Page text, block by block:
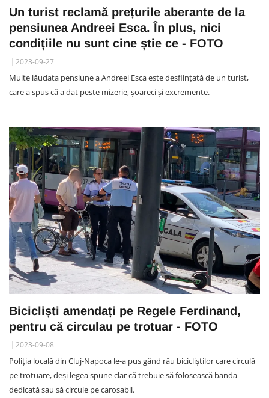
Un turist reclamă prețurile aberante de la
pensiunea Andreei Esca. În plus, nici
condițiile nu sunt cine știe ce - FOTO
2023-09-27
Multe lăudata pensiune a Andreei Esca este desființată de un turist,
care a spus că a dat peste mizerie, șoareci și excremente.
Bicicliști amendați pe Regele Ferdinand,
pentru că circulau pe trotuar - FOTO
2023-09-08
Poliția locală din Cluj-Napoca le-a pus gând rău bicicliștilor care circulă
pe trotuare, deși legea spune clar că trebuie să folosească banda
dedicată sau să circule pe carosabil.